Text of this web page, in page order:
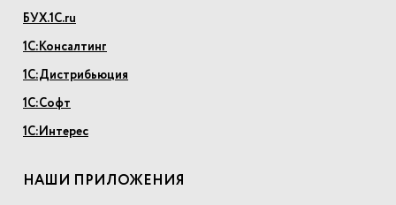
БУХ.1С.ru
1С:Консалтинг
1С:Дистрибьюция
1С:Софт
1С:Интерес
НАШИ ПРИЛОЖЕНИЯ